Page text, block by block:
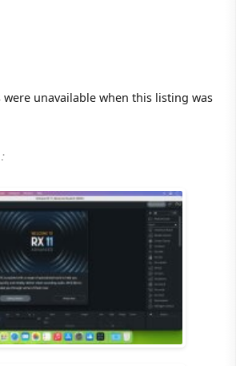
were unavailable when this listing was